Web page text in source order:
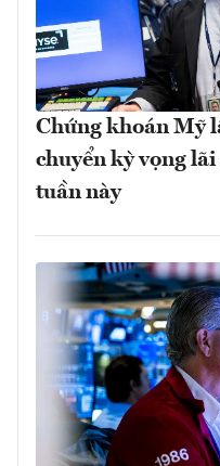
Chứng khoán Mỹ
chuyển kỳ vọng
tuần này